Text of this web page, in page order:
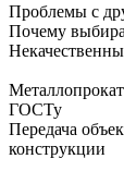
Проблемы с
Почему
ГОСТу
Передача
конструкции